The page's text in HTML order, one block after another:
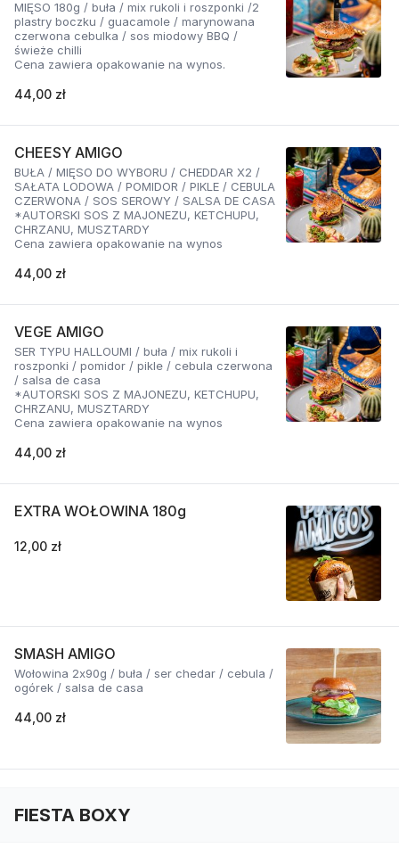
MIĘSO 180g / buła / mix rukoli i roszponki /2
plastry boczku / guacamole / marynowana
czerwona cebulka / sos miodowy BBQ /
świeże chilli
Cena zawiera opakowanie na wynos.
44,00 zł
CHEESY AMIGO
BUŁA / MIĘSO DO WYBORU / CHEDDAR X2 /
SAŁATA LODOWA / POMIDOR / PIKLE / CEBULA
CZERWONA / SOS SEROWY / SALSA DE CASA
*AUTORSKI SOS Z MAJONEZU, KETCHUPU,
CHRZANU, MUSZTARDY
Cena zawiera opakowanie na wynos
44,00 zł
VEGE AMIGO
SER TYPU HALLOUMI / buła / mix rukoli i
roszponki / pomidor / pikle / cebula czerwona
/ salsa de casa
*AUTORSKI SOS Z MAJONEZU, KETCHUPU,
CHRZANU, MUSZTARDY
Cena zawiera opakowanie na wynos
44,00 zł
EXTRA WOŁOWINA 180g
12,00 zł
SMASH AMIGO
Wołowina 2x90g / buła / ser chedar / cebula /
ogórek / salsa de casa
44,00 zł
FIESTA BOXY